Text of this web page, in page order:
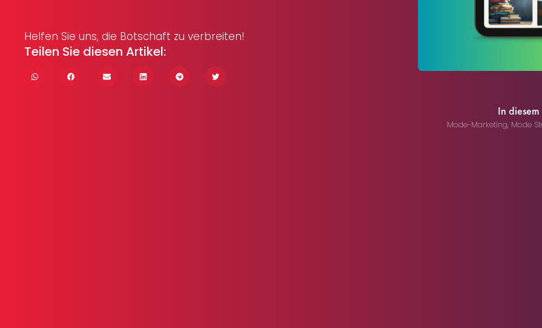
Helfen Sie uns, die Botschaft zu verbreiten!
Teilen Sie diesen Artikel:
In
Mode-Marketing, Mode